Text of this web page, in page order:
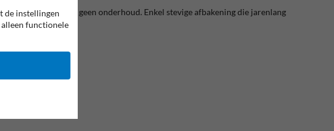
geen afbrokkeling, geen onderhoud. Enkel stevige afbakening die jarenlang
de instellingen
alleen functionele